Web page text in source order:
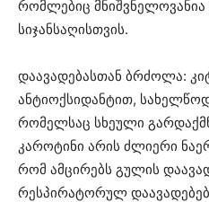
რომლებიც მნიშვნელოვანია
სიჯანსაღისთვის.
დაავადებასთან ბრძოლა:
ანტიოქსიდანტით,
რომელსაც სხეული
კაროტინი არის ძლიერი
რომ ამცირებს გულის
რესპირატორულ